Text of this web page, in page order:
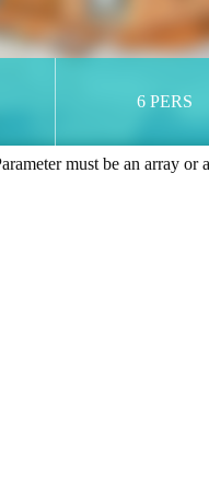
6 PERS
must be an array